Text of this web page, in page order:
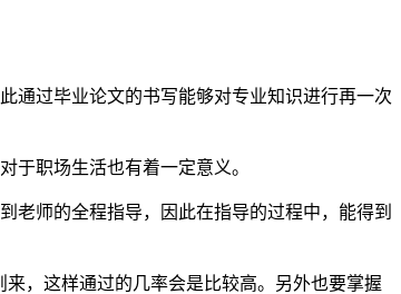
通过毕业论文的书写能够对专业知识进行再一次
于职场生活也有着一定意义。
老师的全程指导，因此在指导的过程中，能得到
来，这样通过的几率会是比较高。另外也要掌握